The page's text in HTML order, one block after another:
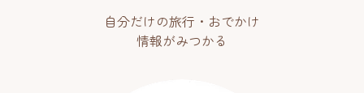
自分だけの旅行・おでかけ
情報がみつかる